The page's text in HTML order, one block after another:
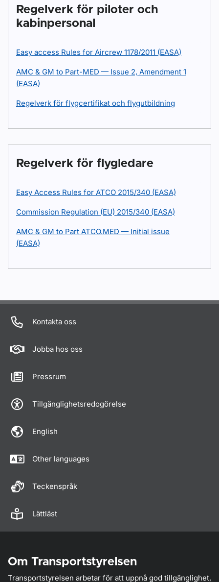
Regelverk för piloter och
kabinpersonal
Easy access Rules for Aircrew 1178/2011 (EASA)
AMC & GM to Part-MED — Issue 2, Amendment 1
(EASA)
Regelverk för flygcertifikat och flygutbildning
Regelverk för flygledare
Easy Access Rules for ATCO 2015/340 (EASA)
Commission Regulation (EU) 2015/340 (EASA)
AMC & GM to Part ATCO.MED — Initial issue
(EASA)
Kontakta oss
Jobba hos oss
Pressrum
Tillgänglighetsredogörelse
English
Other languages
Teckenspråk
Lättläst
Om Transportstyrelsen
Transportstyrelsen arbetar för att uppnå god tillgänglighet,